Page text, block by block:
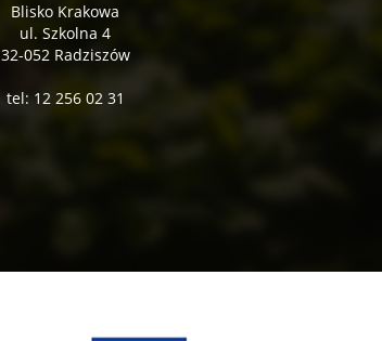
Blisko Krakowa
ul. Szkolna 4
32-052 Radziszów
tel: 12 256 02 31